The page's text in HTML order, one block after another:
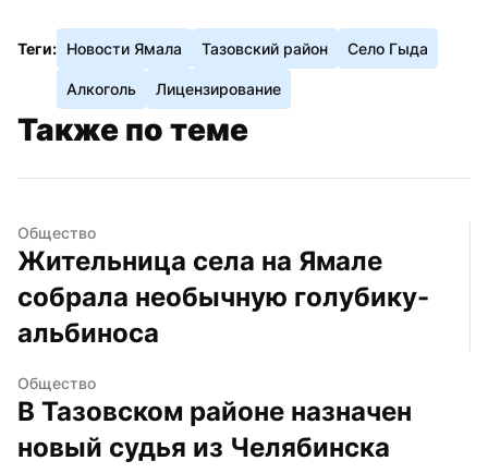
Теги: Новости Ямала Тазовский район Село Гыда
Алкоголь Лицензирование
Также по теме
Общество
Жительница села на Ямале
собрала необычную голубику-
альбиноса
Общество
В Тазовском районе назначен
новый судья из Челябинска